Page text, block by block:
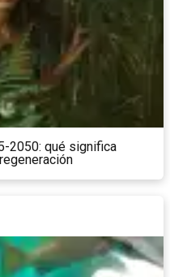
2050: qué significa